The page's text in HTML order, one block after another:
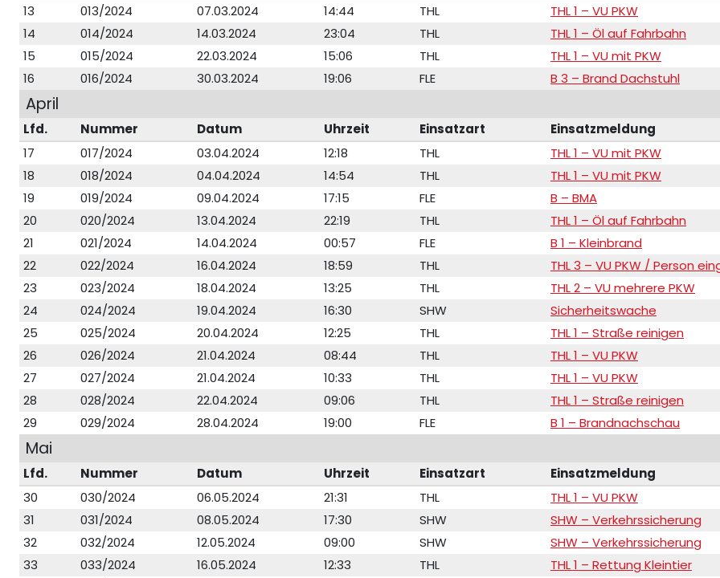
13
013/2024 07.03.2024 14:44 THL
THL 1 – VU PKW
14
014/2024 14.03.2024 23:04 THL
THL 1 – Öl auf Fahrbahn
15
015/2024 22.03.2024 15:06 THL
THL 1 – VU mit PKW
16
016/2024 30.03.2024 19:06 FLE B 3 – Brand Dachstuhl
April
Lfd. Nummer Datum Uhrzeit Einsatzart
Einsatzmeldung
17
017/2024 03.04.2024 12:18 THL
THL 1 – VU mit PKW
18
018/2024 04.04.2024 14:54 THL
THL 1 – VU mit PKW
19
019/2024 09.04.2024 17:15 FLE
B – BMA
20
020/2024 13.04.2024 22:19 THL
THL 1 – Öl auf Fahrbahn
21
021/2024 14.04.2024 00:57 FLE
B 1 – Kleinbrand
22
022/2024 16.04.2024 18:59 THL
THL 3 – VU PKW / Person
23
023/2024 18.04.2024 13:25 THL
THL 2 – VU mehrere PKW
24
024/2024 19.04.2024 16:30 SHW
Sicherheitswache
25
025/2024 20.04.2024 12:25 THL
THL 1 – Straße reinigen
26
026/2024 21.04.2024 08:44 THL
THL 1 – VU PKW
27
027/2024 21.04.2024 10:33 THL
THL 1 – VU PKW
28
028/2024 22.04.2024 09:06 THL
THL 1 – Straße reinigen
29
029/2024 28.04.2024 19:00 FLE B 1 – Brandnachschau
Mai
Lfd. Nummer Datum Uhrzeit Einsatzart
Einsatzmeldung
30
030/2024 06.05.2024 21:31 THL
THL 1 – VU PKW
31
031/2024 08.05.2024 17:30 SHW
SHW – Verkehrssicherung
32
032/2024 12.05.2024 09:00 SHW
SHW – Verkehrssicherung
33
033/2024 16.05.2024 12:33 THL
THL 1 – Rettung Kleintier